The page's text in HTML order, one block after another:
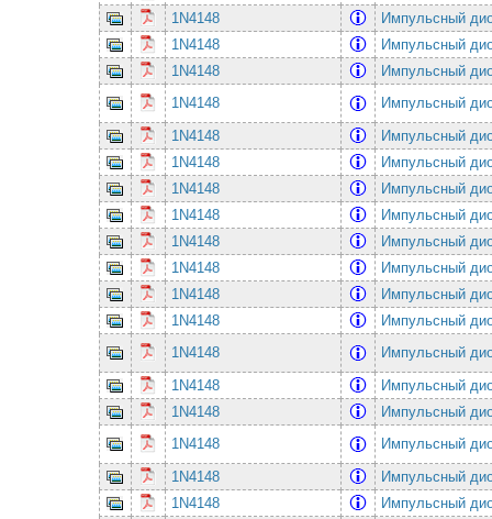
1N4148
Импульсный
1N4148
Импульсный
1N4148
Импульсный
1N4148
Импульсный
1N4148
Импульсный
1N4148
Импульсный
1N4148
Импульсный
1N4148
Импульсный
1N4148
Импульсный
1N4148
Импульсный
1N4148
Импульсный
1N4148
Импульсный
1N4148
Импульсный
1N4148
Импульсный
1N4148
Импульсный
1N4148
Импульсный
1N4148
Импульсный
1N4148
Импульсный